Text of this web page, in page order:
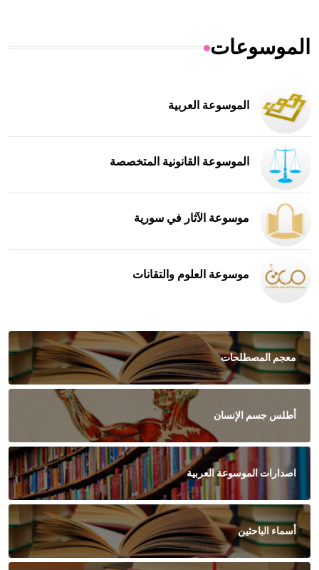
الموسوعات
الموسوعة العربية
الموسوعة القانونية المتخصصة
موسوعة الآثار في سورية
موسوعة العلوم والتقانات
معجم المصطلحات
أطلس جسم الإنسان
اصدارات الموسوعة العربية
أسماء الباحثين